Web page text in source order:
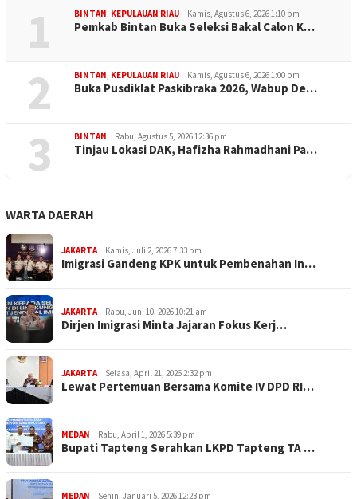
1 BINTAN, KEPULAUAN RIAU Kamis, Agustus 6, 2026 1:10 pm
Pemkab Bintan Buka Seleksi Bakal Calon K…
2 BINTAN, KEPULAUAN RIAU Kamis, Agustus 6, 2026 1:00 pm
Buka Pusdiklat Paskibraka 2026, Wabup De…
3 BINTAN Rabu, Agustus 5, 2026 12:36 pm
Tinjau Lokasi DAK, Hafizha Rahmadhani Pa…
WARTA DAERAH
JAKARTA Kamis, Juli 2, 2026 7:33 pm
Imigrasi Gandeng KPK untuk Pembenahan In…
JAKARTA Rabu, Juni 10, 2026 10:21 am
Dirjen Imigrasi Minta Jajaran Fokus Kerj…
JAKARTA Selasa, April 21, 2026 2:32 pm
Lewat Pertemuan Bersama Komite IV DPD RI…
MEDAN Rabu, April 1, 2026 5:39 pm
Bupati Tapteng Serahkan LKPD Tapteng TA …
MEDAN Senin, Januari 5, 2026 12:23 pm